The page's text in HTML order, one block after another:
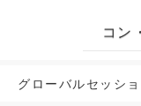
コン
グローバルセッシ